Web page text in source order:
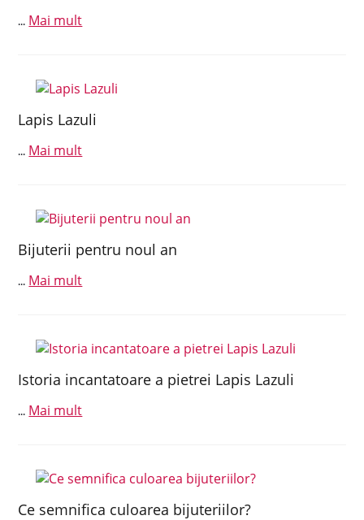
... Mai mult
Lapis Lazuli
... Mai mult
Bijuterii pentru noul an
... Mai mult
Istoria incantatoare a pietrei Lapis Lazuli
... Mai mult
Ce semnifica culoarea bijuteriilor?